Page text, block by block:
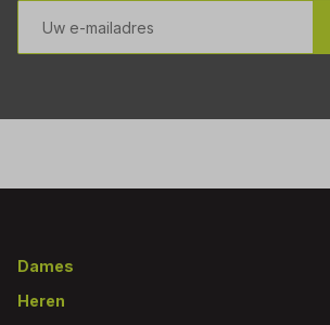
mailadres
Footer
Dames
Heren